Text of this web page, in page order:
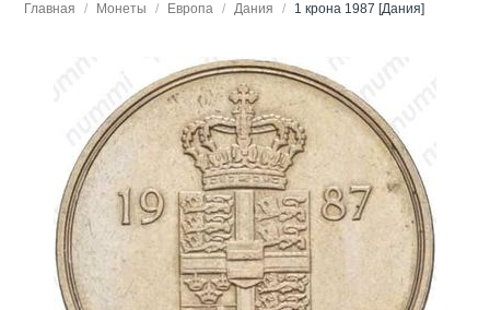
Главная / Монеты / Европа / Дания / 1 крона 1987 [Дания]